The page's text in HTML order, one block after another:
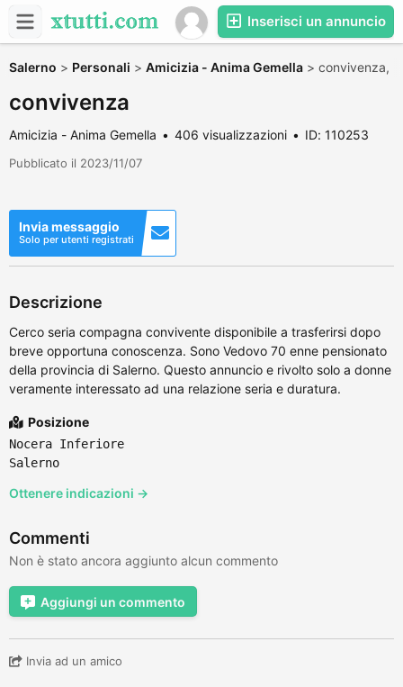
Inserisci un annuncio
Salerno > Personali > Amicizia - Anima Gemella > convivenza,
convivenza
Amicizia - Anima Gemella 406 visualizzazioni ID: 110253
Pubblicato il 2023/11/07
Invia messaggio
Solo per utenti registrati
Descrizione
Cerco seria compagna convivente disponibile a trasferirsi dopo
breve opportuna conoscenza. Sono Vedovo 70 enne pensionato
della provincia di Salerno. Questo annuncio e rivolto solo a donne
veramente interessato ad una relazione seria e duratura.
Posizione
Nocera Inferiore
Salerno
Ottenere indicazioni →
Commenti
Non è stato ancora aggiunto alcun commento
Aggiungi un commento
Invia ad un amico